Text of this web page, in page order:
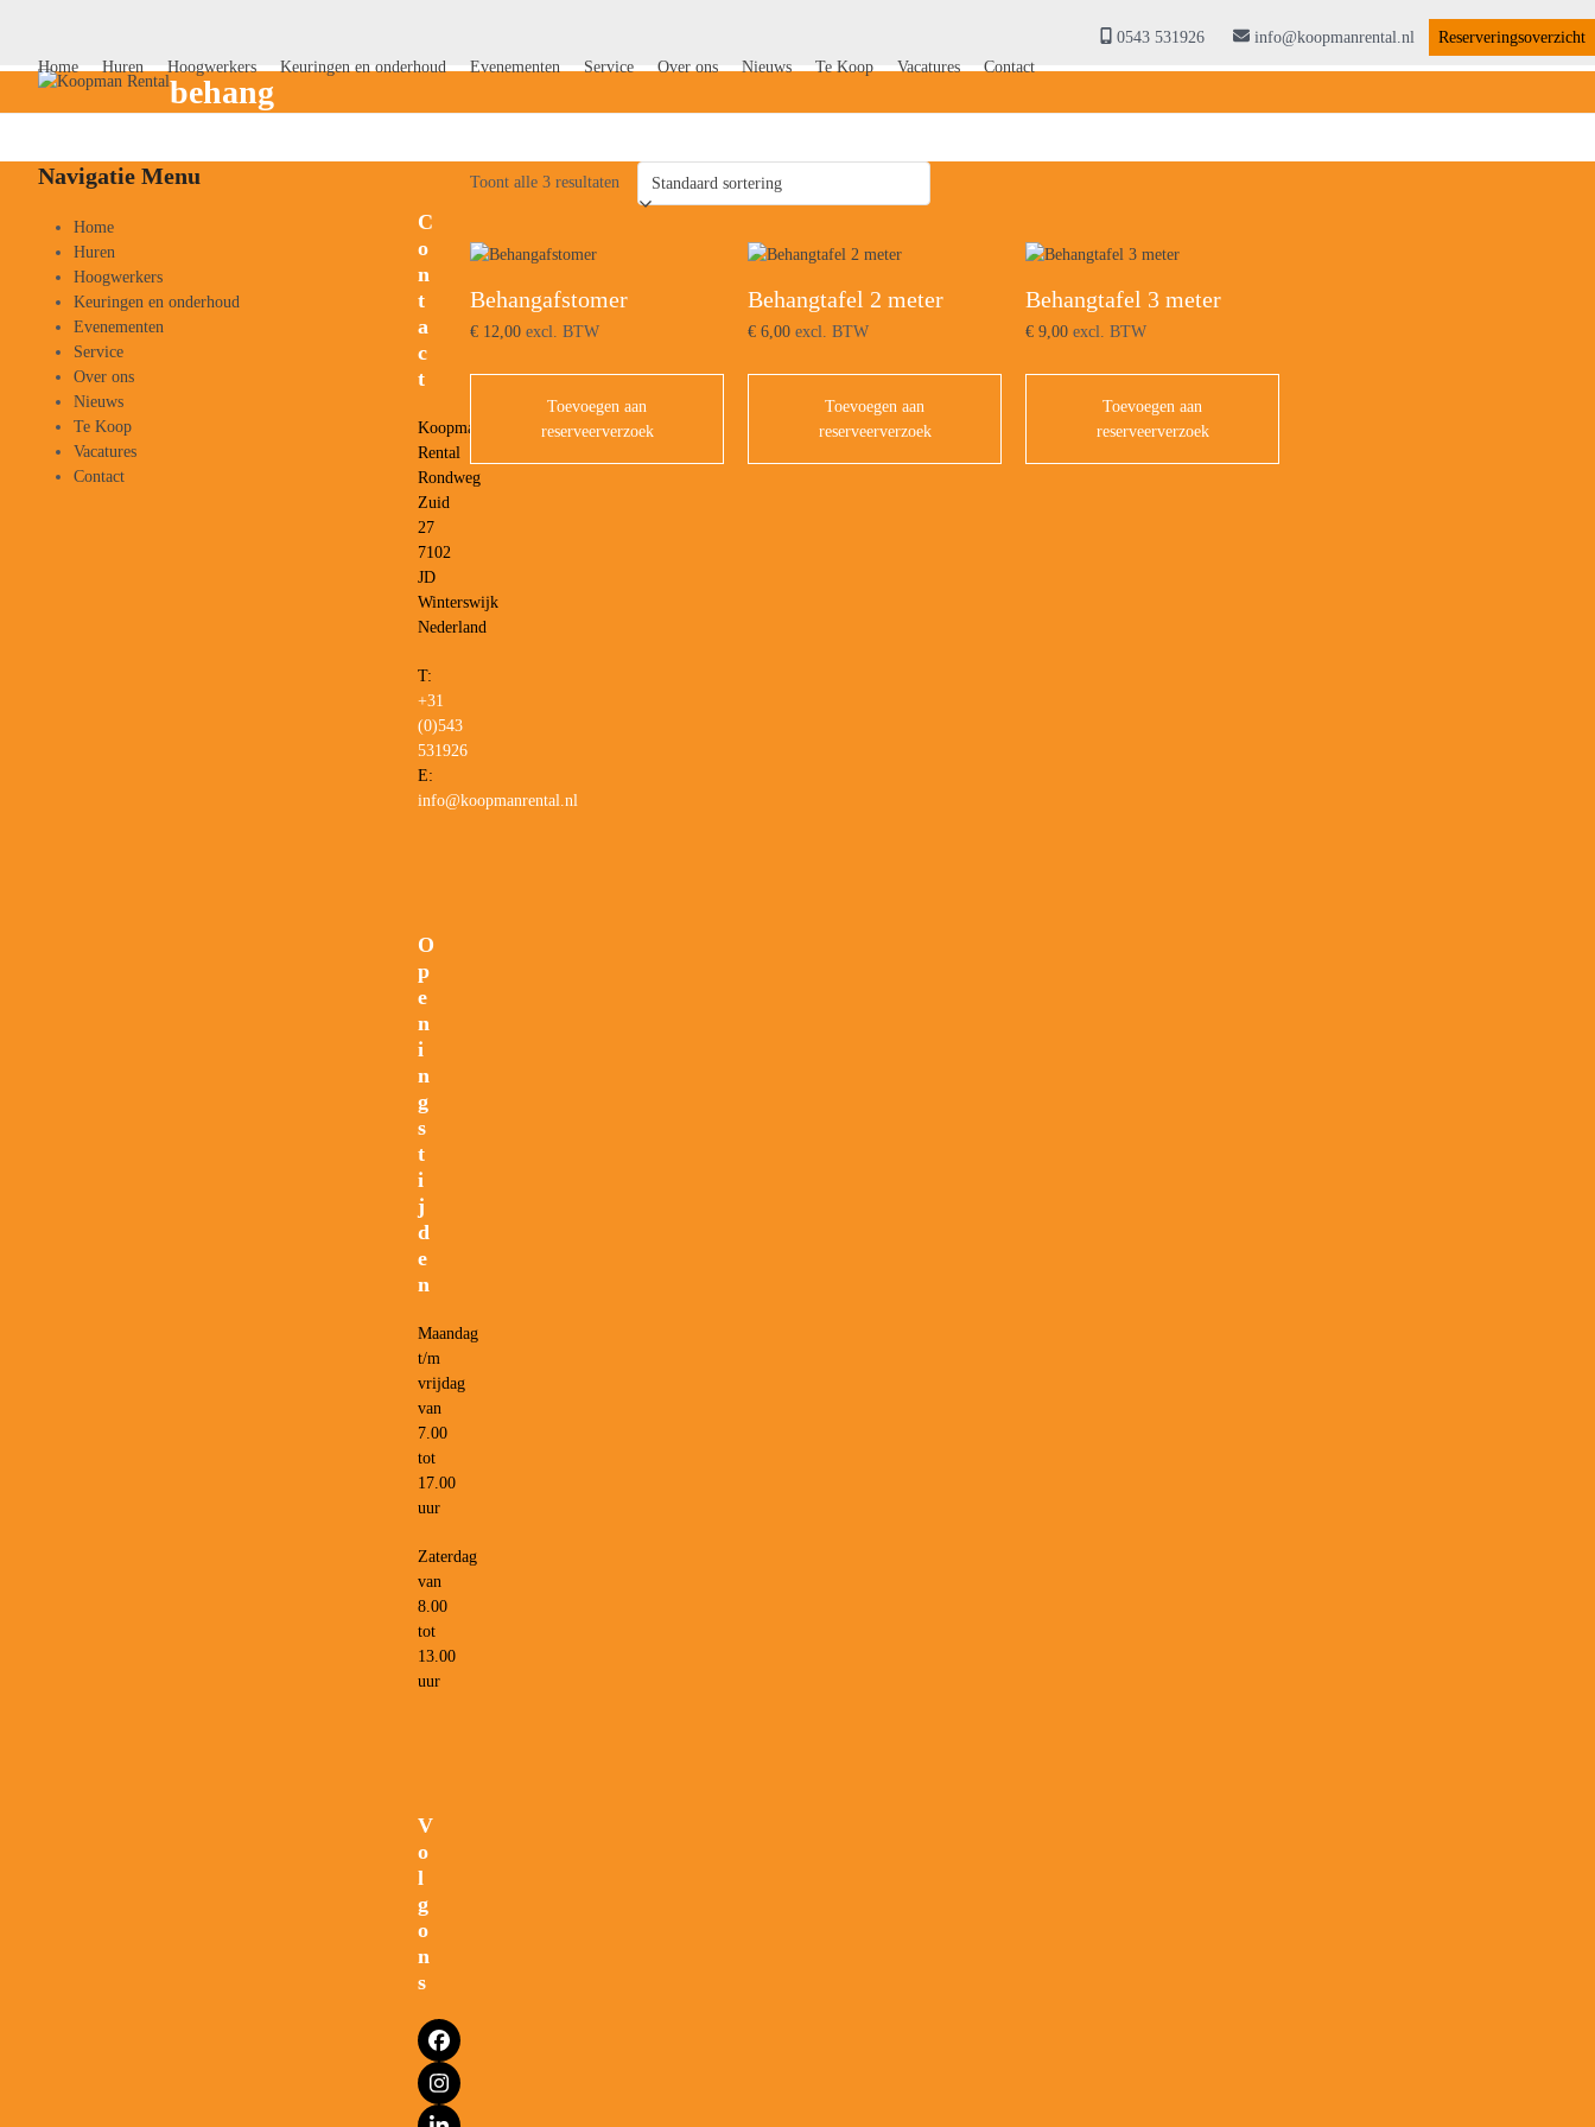
content
0543 531926 info@koopmanrental.nl
Reserveringsoverzicht
Home
Huren Hoogwerkers Keuringen en onderhoud Evenementen Service Over ons Nieuws Te Koop Vacatures Contact
behang
Toont alle 3 resultaten
Behangafstomer
€ 12,00 excl. BTW
Toevoegen aan
reserveerverzoek
Behangtafel 2 meter
€ 6,00 excl. BTW
Toevoegen aan
reserveerverzoek
Behangtafel 3 meter
€ 9,00 excl. BTW
Toevoegen aan
reserveerverzoek
Navigatie Menu
Home
Huren
Hoogwerkers
Keuringen en onderhoud
Evenementen
Service
Over ons
Nieuws
Te Koop
Vacatures
Contact
C
o
n
t
a
c
t
Koopman
Rental
Rondweg
Zuid
27
7102
JD
Winterswijk
Nederland
T:
+31
(0)543
531926
E:
info@koopmanrental.nl
O
p
e
n
i
n
g
s
t
i
j
d
e
n
Maandag
t/m
vrijdag
van
7.00
tot
17.00
uur
Zaterdag
van
8.00
tot
13.00
uur
V
o
l
g
o
n
s
Facebook
Instagram